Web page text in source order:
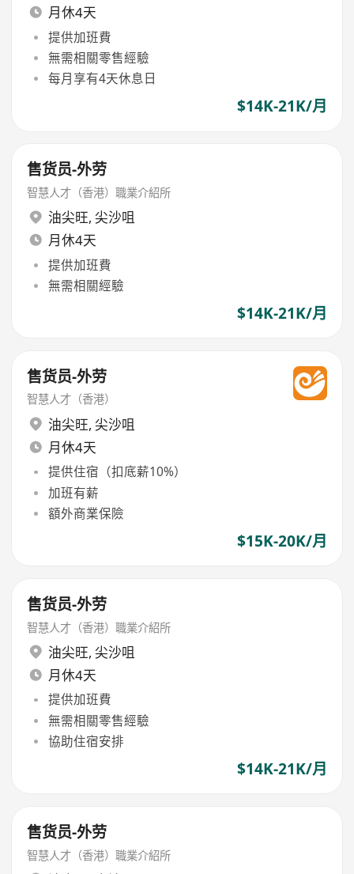
月休4天
提供加班費
無需相關零售經驗
每月享有4天休息日
$14K-21K/月
售货员-外劳
智慧人才（香港）職業介紹所
油尖旺, 尖沙咀
月休4天
提供加班費
無需相關經驗
$14K-21K/月
售货员-外劳
智慧人才（香港）
油尖旺, 尖沙咀
月休4天
提供住宿（扣底薪10%）
加班有薪
額外商業保險
$15K-20K/月
售货员-外劳
智慧人才（香港）職業介紹所
油尖旺, 尖沙咀
月休4天
提供加班費
無需相關零售經驗
協助住宿安排
$14K-21K/月
售货员-外劳
智慧人才（香港）職業介紹所